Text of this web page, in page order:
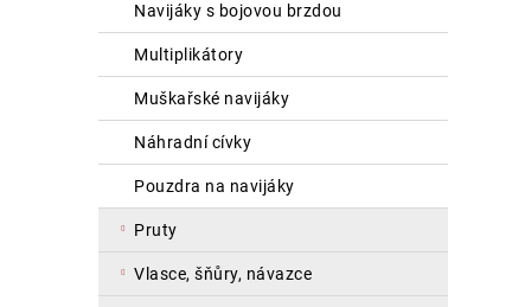
l
navijáky s bojovou brzdou
multiplikátory
muškařské navijáky
náhradní cívky
pouzdra na navijáky
pruty
vlasce, šňůry, návazce